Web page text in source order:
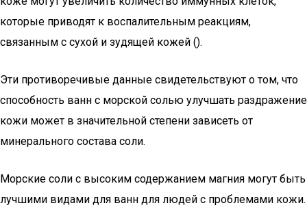
которые приводят к воспалительным реакциям,
связанным с сухой и зудящей кожей ().
Эти противоречивые данные свидетельствуют о том, что
способность ванн с морской солью улучшать раздражение
кожи может в значительной степени зависеть от
минерального состава соли.
Морские соли с высоким содержанием магния могут быть
лучшими видами для ванн для людей с проблемами кожи.